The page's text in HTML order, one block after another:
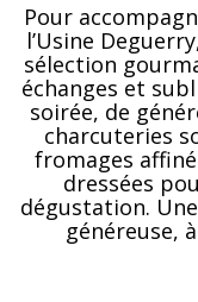
Pour
l’Usine
sélection
échanges et
soirée, de
charcuteries
fromages
dressées
dégustation.
généreuse,